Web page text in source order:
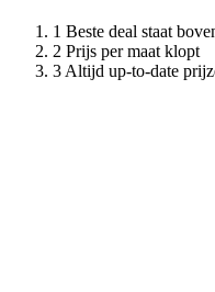
Beste deal staat
Prijs per maat klopt
Altijd up-to-date